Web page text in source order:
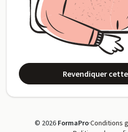
Revendiquer
© 2026 FormaPro·Conditions